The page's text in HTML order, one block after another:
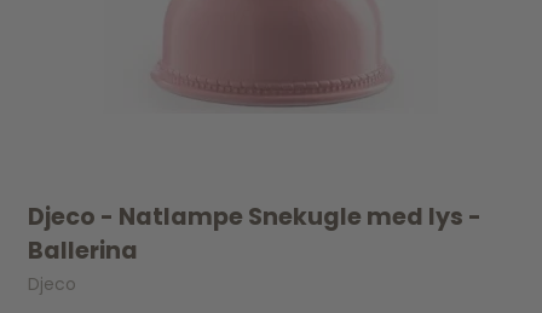
Djeco - Natlampe Snekugle med lys -
Ballerina
Djeco